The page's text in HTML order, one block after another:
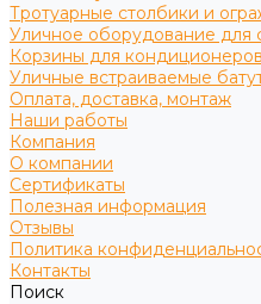
Тротуарные столбики и
Уличное оборудование для
Корзины для кондиционеров
Уличные встраиваемые
Оплата, доставка, монтаж
Наши работы
Компания
О компании
Сертификаты
Полезная информация
Отзывы
Политика
Контакты
Поиск